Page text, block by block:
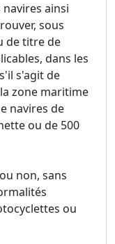
ainsi
sous
de titre de
dans les
s'agit de
zone maritime
navires de
ou de 500
non, sans
ou